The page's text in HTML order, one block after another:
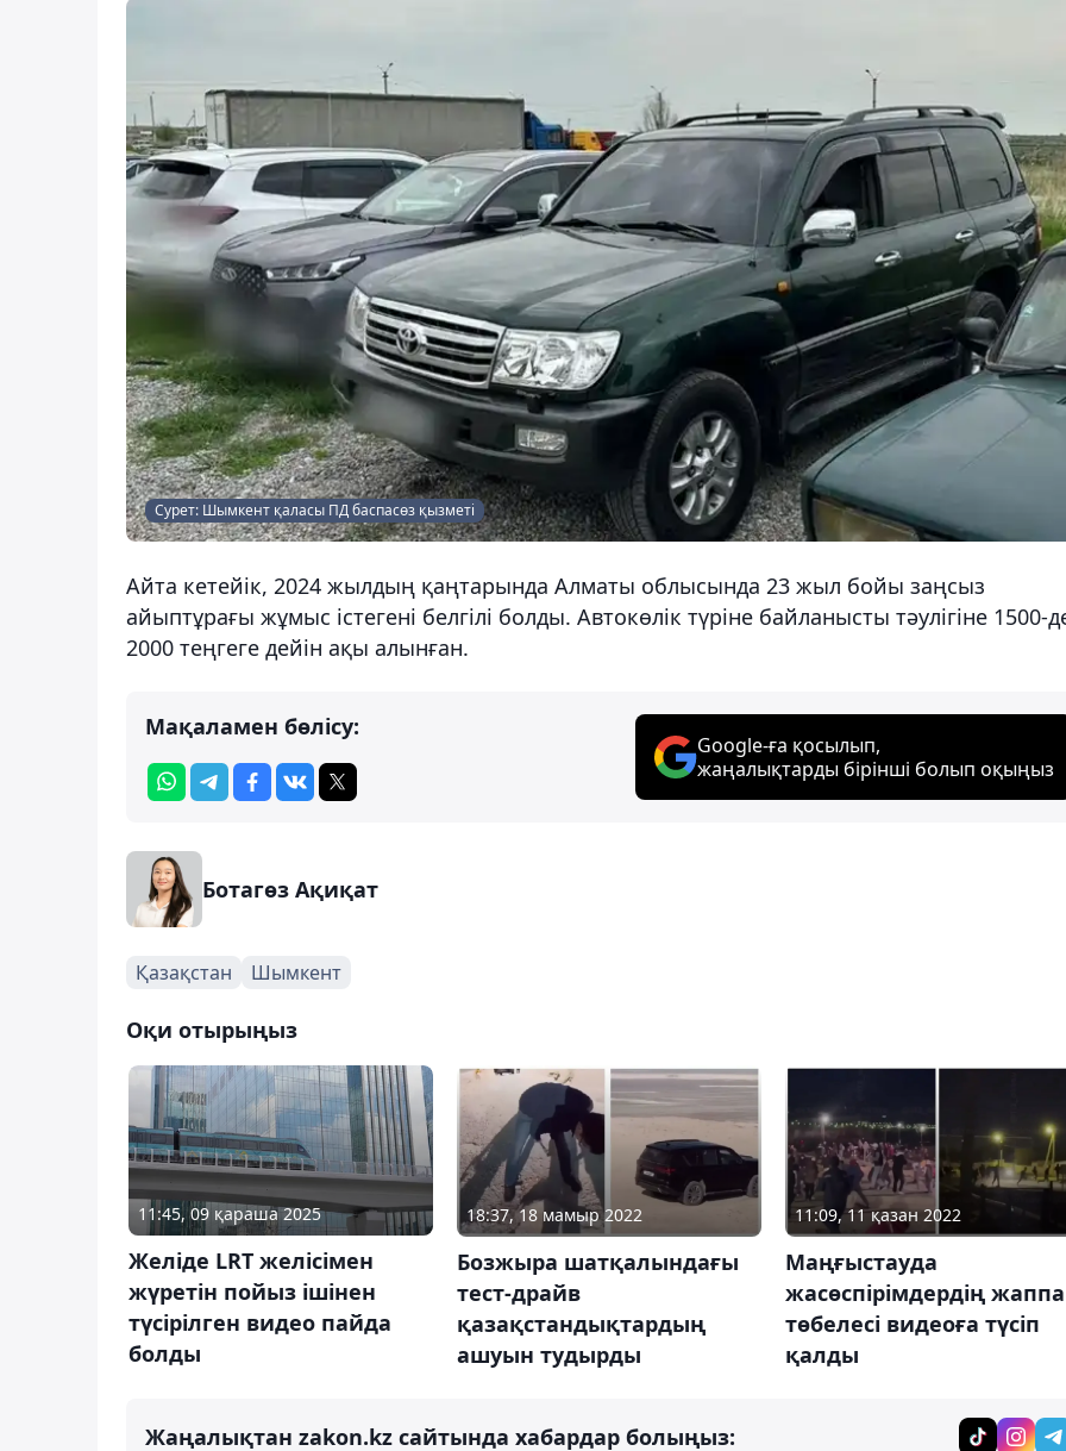
Сурет: Шымкент қаласы ПД баспасөз қызметі
Айта кетейік, 2024 жылдың қаңтарында Алматы облысында 23 жыл бойы заңсыз
айыптұрағы жұмыс істегені белгілі болды. Автокөлік түріне байланысты тәулігіне 1500-
2000 теңгеге дейін ақы алынған.
Мақаламен бөлісу:
Google-ға қосылып,
жаңалықтарды бірінші болып оқыңыз
Ботагөз Ақиқат
Қазақстан Шымкент
Оқи отырыңыз
11:45, 09 қараша 2025
Желіде LRT желісімен
жүретін пойыз ішінен
түсірілген видео пайда
болды
18:37, 18 мамыр 2022
Бозжыра шатқалындағы
тест-драйв
қазақстандықтардың
ашуын тудырды
11:09, 11 қазан 2022
Маңғыстауда
жасөспірімдердің
төбелесі видеоға түсіп
қалды
Жаңалықтан zakon.kz сайтында хабардар болыңыз: